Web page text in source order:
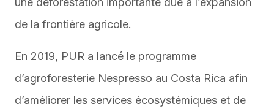
de la frontière agricole.
En 2019, PUR a lancé le programme
d’agroforesterie Nespresso au Costa Rica afin
d’améliorer les services écosystémiques et de